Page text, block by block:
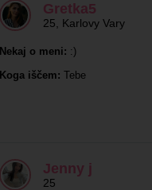
Gretka5
25 Karlovy Vary
Nekaj o meni: :)
Koga iščem: Tebe
Jenny j
25